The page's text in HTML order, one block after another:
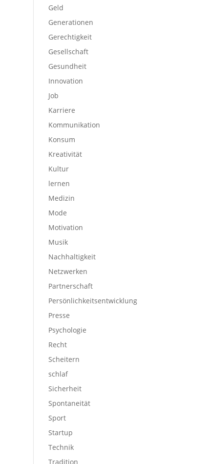
Geld
Generationen
Gerechtigkeit
Gesellschaft
Gesundheit
Innovation
Job
Karriere
Kommunikation
Konsum
Kreativität
Kultur
lernen
Medizin
Mode
Motivation
Musik
Nachhaltigkeit
Netzwerken
Partnerschaft
Persönlichkeitsentwicklung
Presse
Psychologie
Recht
Scheitern
schlaf
Sicherheit
Spontaneität
Sport
Startup
Technik
Tradition